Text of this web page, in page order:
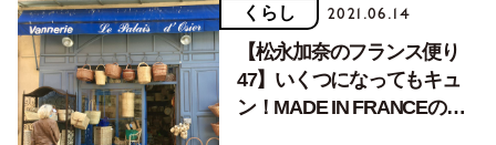
くらし 2021.06.14
【松永加奈のフランス便り
47】いくつになってもキュ
ン！MADE IN FRANCEの雑